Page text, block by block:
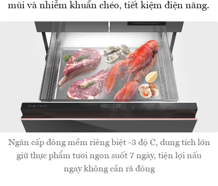
mùi và nhiễm khuẩn chéo, tiết kiệm điện năng.
Ngăn cấp đông mềm riêng biệt -3 độ C, dung tích lớn
giữ thực phẩm tươi ngon suốt 7 ngày, tiện lợi nấu
ngay không cần rã đông